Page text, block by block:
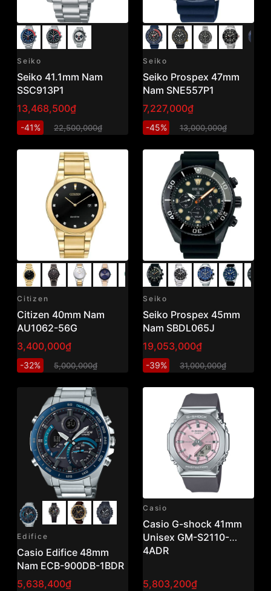
Seiko
Seiko 41.1mm Nam
SSC913P1
13,468,500₫
-41% 22,500,000₫
Seiko
Seiko Prospex 47mm
Nam SNE557P1
7,227,000₫
-45% 13,000,000₫
Citizen
Citizen 40mm Nam
AU1062-56G
3,400,000₫
-32% 5,000,000₫
Seiko
Seiko Prospex 45mm
Nam SBDL065J
19,053,000₫
-39% 31,000,000₫
Edifice
Casio Edifice 48mm
Nam ECB-900DB-1BDR
5,638,400₫
Casio
Casio G-shock 41mm
Unisex GM-S2110-
4ADR
5,803,200₫